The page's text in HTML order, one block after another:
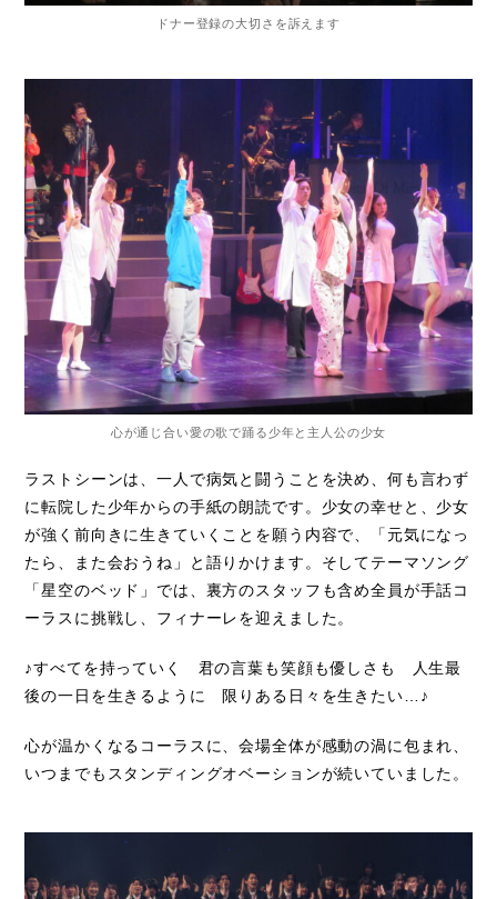
ドナー登録の大切さを訴えます
心が通じ合い愛の歌で踊る少年と主人公の少女
ラストシーンは、一人で病気と闘うことを決め、何も言わず
に転院した少年からの手紙の朗読です。少女の幸せと、少女
が強く前向きに生きていくことを願う内容で、「元気になっ
たら、また会おうね」と語りかけます。そしてテーマソング
「星空のベッド」では、裏方のスタッフも含め全員が手話コ
ーラスに挑戦し、フィナーレを迎えました。
♪すべてを持っていく 君の言葉も笑顔も優しさも 人生最
後の一日を生きるように 限りある日々を生きたい…♪
心が温かくなるコーラスに、会場全体が感動の渦に包まれ、
いつまでもスタンディングオベーションが続いていました。